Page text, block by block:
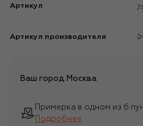
Артикул
Артикул производителя
Ваш город Москва
Примерка в одном из 6
Подробнее